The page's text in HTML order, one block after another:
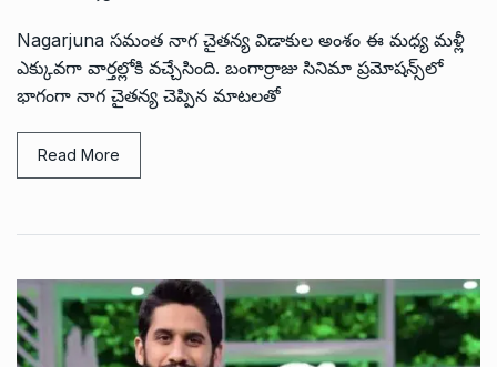
Nagarjuna సమంత నాగ చైతన్య విడాకుల అంశం ఈ మధ్య మళ్లీ
ఎక్కువగా వార్తల్లోకి వచ్చేసింది. బంగార్రాజు సినిమా ప్రమోషన్స్‌లో
భాగంగా నాగ చైతన్య చెప్పిన మాటలతో
Read More